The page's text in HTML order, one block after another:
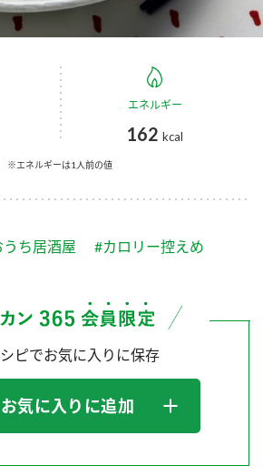
中華
おすしの素
素 米飯用調味液
Fibee
の歴史
取り組み
した
エネルギー
162 kcal
※エネルギーは1人前の値
うち居酒屋
#カロリー控えめ
ピでお気に入りに保存
お気に入りに追加